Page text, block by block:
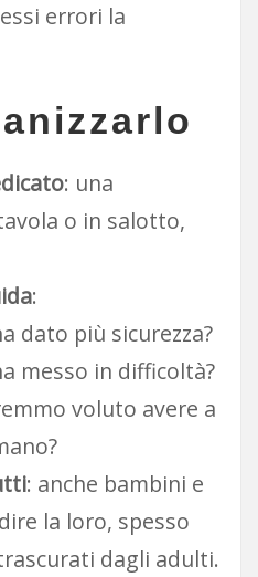
errori la
: una
o in salotto,
:
dato più sicurezza?
messo in difficoltà?
voluto avere a
: anche bambini e
la loro, spesso
dagli adulti.